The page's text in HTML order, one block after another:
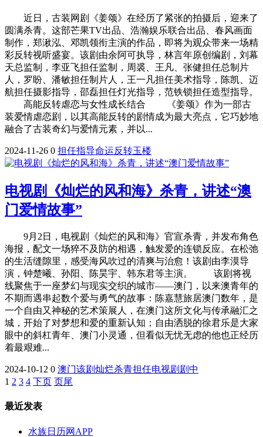
近日，古装网剧《姜颂》在经历了紧张的拍摄后，迎来了
圆满杀青。这部芒果TV出品、浩瀚娱乐联合出品、春风画面
制作，郑湫泓、邓凯领衔主演的作品，即将为观众带来一场精
彩反转视听盛宴。该剧由余阿可执导，林言年原创编剧，刘幕
天总监制，李亚飞担任监制，周裘、王凡、张健担任总制片
人，罗盼、潘敏担任制片人，王一凡担任美术指导，陈凯、迈
航担任摄影指导，邵磊担任灯光指导，范铁锁担任造型指导。
高能反转虐恋与女性成长结合 《姜颂》作为一部古
装爱情虐恋剧，以其高能反转的剧情成为最大亮点，它巧妙地
融合了古装奇幻与爱情元素，并以...
2024-11-26 0 担任指导命运反转玉楼
电视剧《灿烂的风和海》杀青，讲述“澳
门爱情故事”
9月2日，电视剧《灿烂的风和海》官宣杀青，并发布角色
海报，配文一场猝不及防的相遇，触发爱的连锁反应。在松弛
的生活缝隙里，感受海风吹过的清爽与治愈！该剧由李漠导
演，钟楚曦、孙阳、陈昊宇、韩东君等主演。 该剧将视
线聚焦于一座梦幻与现实交织的城市——澳门，以来澳青年的
不期而遇串起数个爱与勇气的故事：陈嘉慧旅居澳门数年，是
一个自由又神秘的艺术策展人，在澳门这所文化与传承融汇之
城，开始了对梦想和爱的重新认知；自由洒脱的徐君乐是大家
眼中的斜杠青年、澳门小灵通，但看似无忧无虑的他也正经历
着最艰难...
2024-10-12 0 澳门该剧灿烂杀青担任电视剧 剧中
1 2 3 4 下页 页尾
最近发表
水族日历网APP